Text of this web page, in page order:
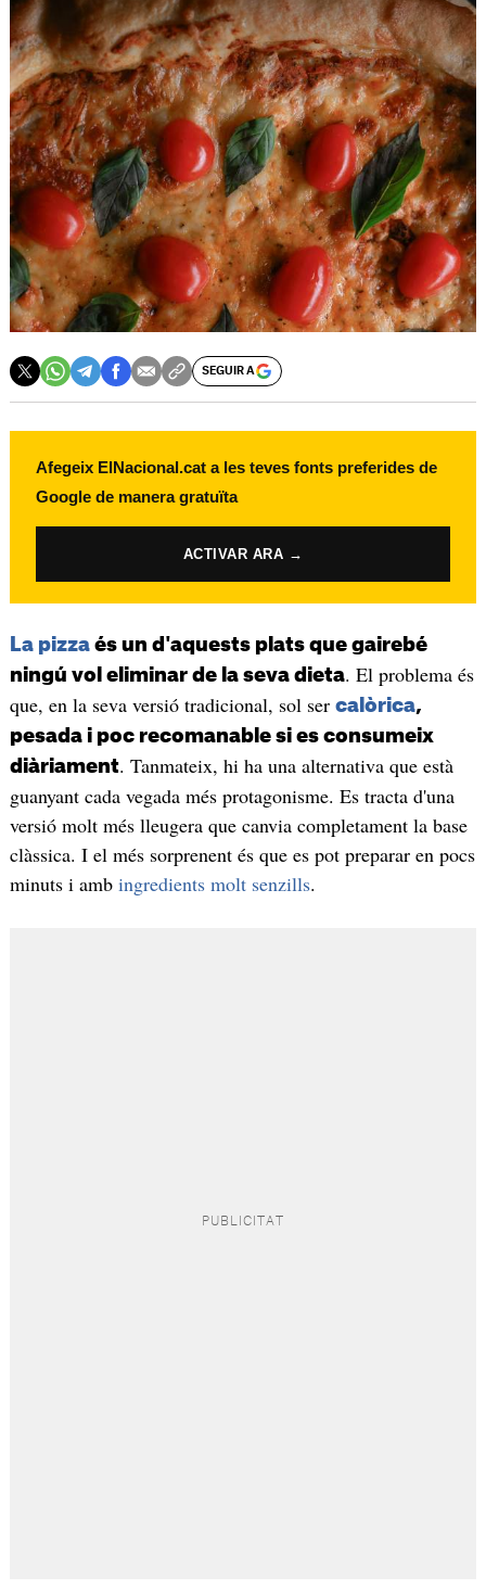
SEGUIR A
Afegeix ElNacional.cat a les teves fonts preferides de
Google de manera gratuïta
ACTIVAR ARA →
La pizzaés un d'aquests plats que gairebé
ningú vol eliminar de la seva dieta. El problema és
que, en la seva versió tradicional, sol ser calòrica,
pesada i poc recomanable si es consumeix
diàriament. Tanmateix, hi ha una alternativa que està
guanyant cada vegada més protagonisme. Es tracta d'una
versió molt més lleugera que canvia completament la base
clàssica. I el més sorprenent és que es pot preparar en pocs
minuts i amb ingredients molt senzills.